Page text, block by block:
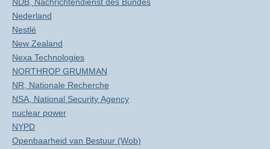
Nederland
Nestlé
New Zealand
Nexa Technologies
NORTHROP GRUMMAN
NR, Nationale Recherche
NSA, National Security Agency
nuclear power
NYPD
Openbaarheid van Bestuur (Wob)